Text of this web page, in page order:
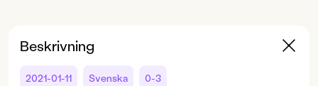
Beskrivning
2021-01-11 Svenska 0-3